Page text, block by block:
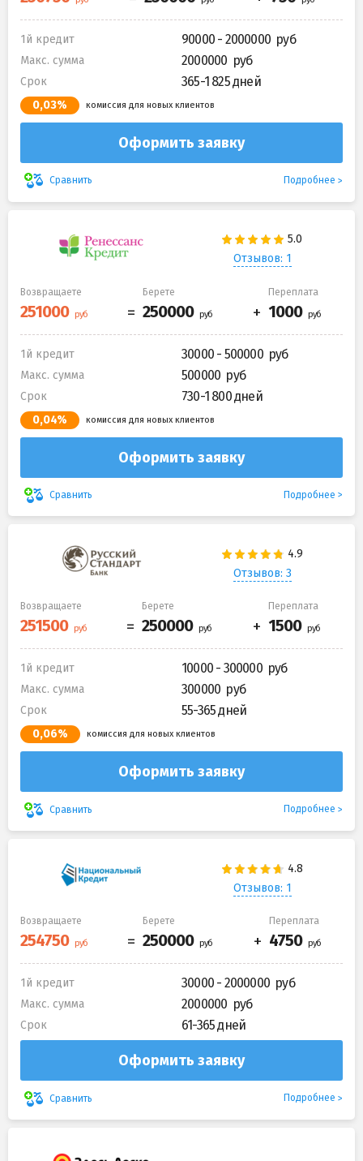
1й кредит 90000 - 2000000
Макс. сумма 2000000
Срок 365-1 825 дней
0,03% комиссия для новых клиентов
Оформить заявку
Сравнить Подробнее
Отзывов: 1
Возвращаете Берете Переплата
1й кредит 30000 - 500000
Макс. сумма 500000
Срок 730-1 800 дней
0,04% комиссия для новых клиентов
Оформить заявку
Сравнить Подробнее
Отзывов: 3
Возвращаете Берете Переплата
1й кредит 10000 - 300000
Макс. сумма 300000
Срок 55-365 дней
0,06% комиссия для новых клиентов
Оформить заявку
Сравнить Подробнее
Отзывов: 1
Возвращаете Берете Переплата
1й кредит 30000 - 2000000
Макс. сумма 2000000
Срок 61-365 дней
Оформить заявку
Сравнить Подробнее